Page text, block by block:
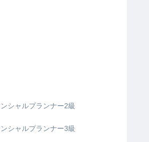
シャルプランナー2級
シャルプランナー3級